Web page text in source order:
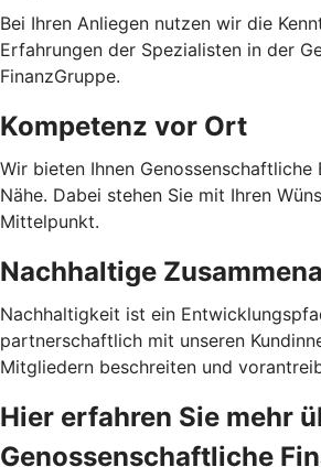
Bei Ihren Anliegen nutzen wir die
Erfahrungen der Spezialisten in der
FinanzGruppe.
Kompetenz vor Ort
Wir bieten Ihnen Genossenschaftliche
Nähe. Dabei stehen Sie mit Ihren
Mittelpunkt.
Nachhaltige
Nachhaltigkeit ist ein
partnerschaftlich mit unseren
Mitgliedern beschreiten und
Hier erfahren Sie mehr
Genossenschaftliche